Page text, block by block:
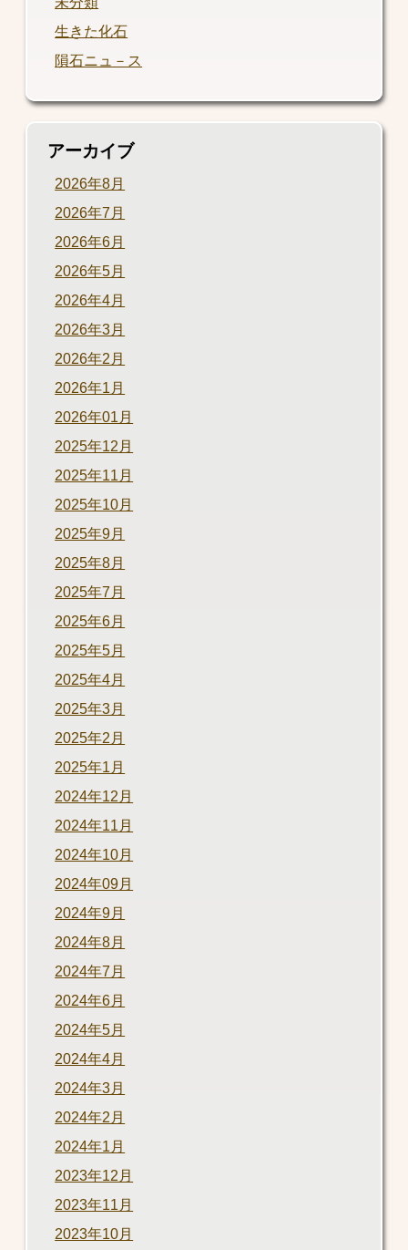
生きた化石
隕石ニュ－ス
アーカイブ
2026年8月
2026年7月
2026年6月
2026年5月
2026年4月
2026年3月
2026年2月
2026年1月
2026年01月
2025年12月
2025年11月
2025年10月
2025年9月
2025年8月
2025年7月
2025年6月
2025年5月
2025年4月
2025年3月
2025年2月
2025年1月
2024年12月
2024年11月
2024年10月
2024年09月
2024年9月
2024年8月
2024年7月
2024年6月
2024年5月
2024年4月
2024年3月
2024年2月
2024年1月
2023年12月
2023年11月
2023年10月